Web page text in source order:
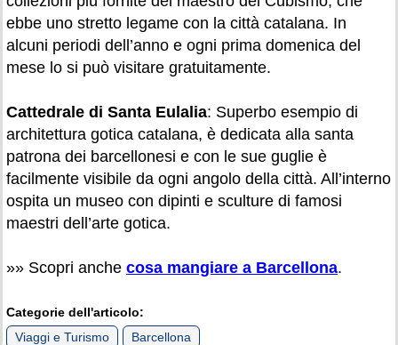
ebbe uno stretto legame con la città catalana. In
alcuni periodi dell’anno e ogni prima domenica del
mese lo si può visitare gratuitamente.
Cattedrale di Santa Eulalia: Superbo esempio di
architettura gotica catalana, è dedicata alla santa
patrona dei barcellonesi e con le sue guglie è
facilmente visibile da ogni angolo della città. All’interno
ospita un museo con dipinti e sculture di famosi
maestri dell’arte gotica.
»» Scopri anche cosa mangiare a Barcellona.
Categorie dell'articolo:
Viaggi e Turismo
Barcellona